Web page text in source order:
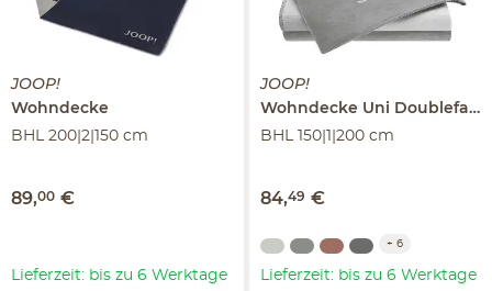
JOOP!
Wohndecke
BHL 200|2|150 cm
89,00 €
Lieferzeit: bis zu 6 Werktage
JOOP!
Wohndecke Uni Doubleface
BHL 150|1|200 cm
84,49 €
+ 6
Lieferzeit: bis zu 6 Werktage